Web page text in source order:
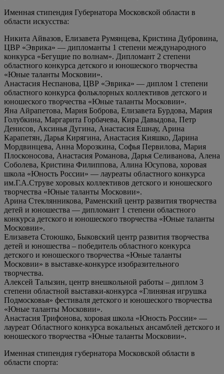
Именная стипендия Губернатора Московской области в
области искусства:
Никита Айвазов, Елизавета Румянцева, Кристина Дубровина,
ЦВР «Эврика» — дипломанты 1 степени международного
конкурса «Бегущие по волнам». Дипломант 2 степени
областного конкурса детского и юношеского творчества
«Юные таланты Московии».
Анастасия Неспанова, ЦВР «Эврика» — диплом 1 степени
областного конкурса фольклорных коллективов детского и
юношеского творчества «Юные таланты Московии».
Яна Айрапетова, Мария Боброва, Елизавета Бурдова, Мария
Голубкина, Маргарита Горбачева, Кира Давыдова, Петр
Денисов, Аксинья Дугина, Анастасия Ешнау, Арина
Карапетян, Дарья Кирягина, Анастасия Кияшко, Дарина
Мордвинцева, Анна Морозкина, Софья Первилова, Мария
Плосконосова, Анастасия Романова, Дарья Селиванова, Алена
Соболева, Кристина Филиппова, Алина Юсупова, хоровая
школа «Юность России» — лауреаты областного конкурса
им.Г.А.Струве хоровых коллективов детского и юношеского
творчества «Юные таланты Московии».
Арина Стеклянникова, Раменский центр развития творчества
детей и юношества — дипломант 1 степени областного
конкурса детского и юношеского творчества «Юные таланты
Московии».
Елизавета Стоюшко, Быковский центр развития творчества
детей и юношества – победитель областного конкурса
детского и юношеского творчества «Юные таланты
Московии» в выставке-конкурсе изобразительного
творчества.
Алексей Талызин, центр внешкольной работы – диплом 3
степени областной выставки-конкурса «Глиняная игрушка
Подмосковья» фестиваля детского и юношеского творчества
«Юные таланты Московии».
Анастасия Трифонова, хоровая школа «Юность России» —
лауреат Областного конкурса вокальных ансамблей детского и
юношеского творчества «Юные таланты Московии».
Именная стипендия губернатора Московской области в
области спорта: